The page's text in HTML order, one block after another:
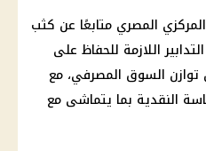
المصري متابعًا عن كثب
اللازمة للحفاظ على
توازن السوق المصرفي، مع
النقدية بما يتماشى مع